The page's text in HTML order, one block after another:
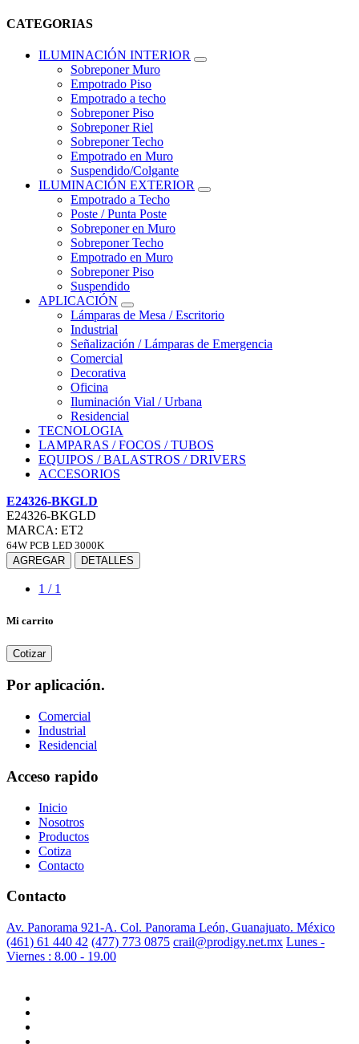
CATEGORIAS
ILUMINACIÓN INTERIOR
Sobreponer Muro
Empotrado Piso
Empotrado a techo
Sobreponer Piso
Sobreponer Riel
Sobreponer Techo
Empotrado en Muro
Suspendido/Colgante
ILUMINACIÓN EXTERIOR
Empotrado a Techo
Poste / Punta Poste
Sobreponer en Muro
Sobreponer Techo
Empotrado en Muro
Sobreponer Piso
Suspendido
APLICACIÓN
Lámparas de Mesa / Escritorio
Industrial
Señalización / Lámparas de Emergencia
Comercial
Decorativa
Oficina
Iluminación Vial / Urbana
Residencial
TECNOLOGIA
LAMPARAS / FOCOS / TUBOS
EQUIPOS / BALASTROS / DRIVERS
ACCESORIOS
E24326-BKGLD
E24326-BKGLD
MARCA: ET2
64W PCB LED 3000K
AGREGAR
DETALLES
1 / 1
Mi carrito
Cotizar
Por aplicación.
Comercial
Industrial
Residencial
Acceso rapido
Inicio
Nosotros
Productos
Cotiza
Contacto
Contacto
Av. Panorama 921-A. Col. Panorama León, Guanajuato. México
(461) 61 440 42 (477) 773 0875 crail@prodigy.net.mx Lunes -
Viernes : 8.00 - 19.00